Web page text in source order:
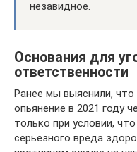
незавидное.
Основания для
ответственности
Ранее мы выяснили,
опьянение в 2021 году
только при условии,
серьезного вреда